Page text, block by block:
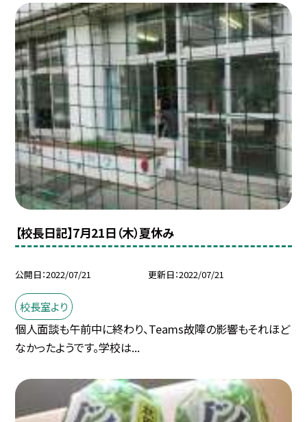
【校長日記】7月21日（木）夏休み
公開日 2022/07/21 更新日 2022/07/21
校長室より
個人面談も午前中に終わり、Teams故障の影響もそれほど
なかったようです。学校は...